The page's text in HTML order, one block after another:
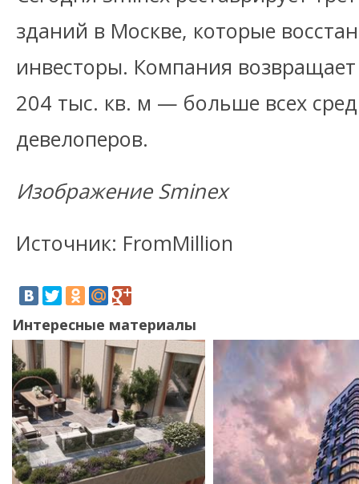
зданий в Москве, которые
инвесторы. Компания
204 тыс. кв. м — больше всех
девелоперов.
Изображение Sminex
Источник: FromMillion
Интересные материалы